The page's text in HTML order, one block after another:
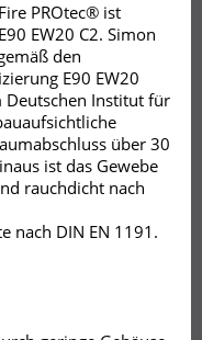
PROtec® ist
EW20 C2. Simon
den
E90 EW20
Deutschen Institut für
über 30
ist das Gewebe
rauchdicht nach
nach DIN EN 1191.